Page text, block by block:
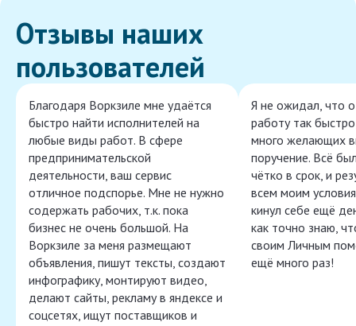
Отзывы наших
пользователей
Благодаря Воркзиле мне удаётся
быстро найти исполнителей на
любые виды работ. В сфере
предпринимательской
деятельности, ваш сервис
отличное подспорье. Мне не нужно
содержать рабочих, т.к. пока
бизнес не очень большой. На
Воркзиле за меня размещают
объявления, пишут тексты, создают
инфографику, монтируют видео,
делают сайты, рекламу в яндексе и
соцсетях, ищут поставщиков и
Я не ожидал, что
работу так
много желающих
поручение. Всё
чётко в срок, и
всем моим
кинул себе ещё
как точно знаю,
своим Личным
ещё много раз!